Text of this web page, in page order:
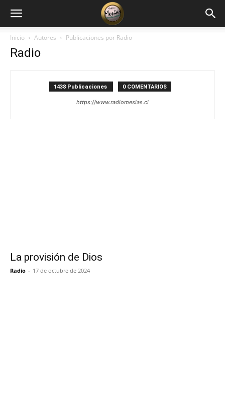
Inicio Autores Publicaciones por Radio
Radio
1438 Publicaciones 0 COMENTARIOS
https://www.radiomesias.cl
La provisión de Dios
Radio - 17 de octubre de 2024